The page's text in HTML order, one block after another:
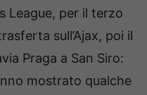
League, per il terzo
sull’Ajax, poi il
Praga a San Siro:
mostrato qualche